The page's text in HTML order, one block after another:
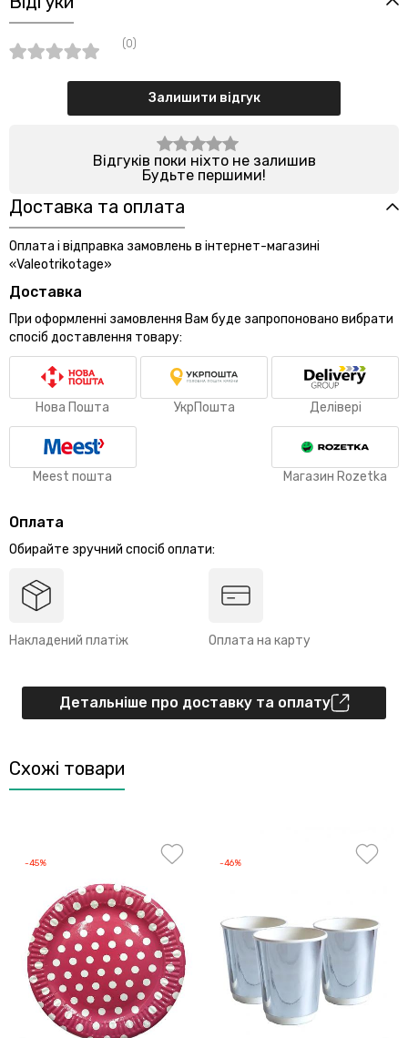
(0)
Залишити відгук
Відгуків поки ніхто не залишив
Будьте першими!
Доставка та оплата
Оплата і відправка замовлень в інтернет-магазині
«Valeotrikotage»
Доставка
При оформленні замовлення Вам буде запропоновано вибрати
спосіб доставлення товару:
Нова Пошта УкрПошта Делівері
Meest пошта Магазин Rozetka
Оплата
Обирайте зручний спосіб оплати:
Накладений платіж Оплата на карту
Детальніше про доставку та оплату
Схожі товари
-45% -46%